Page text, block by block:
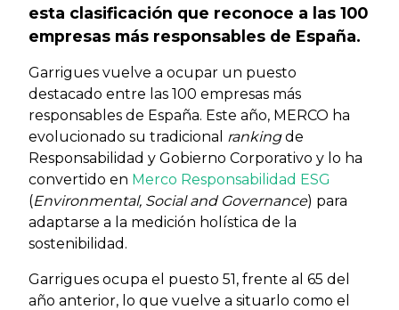
esta clasificación que reconoce a las 100
empresas más responsables de España.
Garrigues vuelve a ocupar un puesto
destacado entre las 100 empresas más
responsables de España. Este año, MERCO ha
evolucionado su tradicional rankingde
Responsabilidad y Gobierno Corporativo y lo ha
convertido en Merco Responsabilidad ESG
(Environmental, Social and Governance) para
adaptarse a la medición holística de la
sostenibilidad.
Garrigues ocupa el puesto 51, frente al 65 del
año anterior, lo que vuelve a situarlo como el